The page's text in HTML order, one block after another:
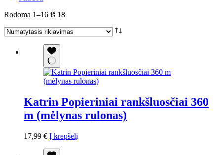
Rodoma 1–16 iš 18
Katrin Popieriniai rankšluosčiai 360
m (mėlynas rulonas)
17,99 € Į krepšelį